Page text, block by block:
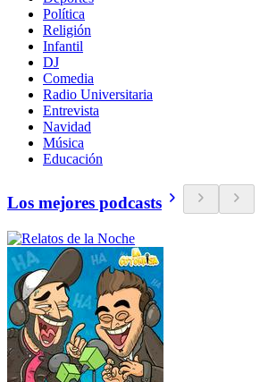
Política
Religión
Infantil
DJ
Comedia
Radio Universitaria
Entrevista
Navidad
Música
Educación
Los mejores podcasts